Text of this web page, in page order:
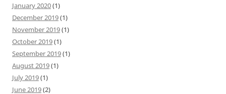
January 2020(1)
December 2019(1)
November 2019(1)
October 2019(1)
September 2019(1)
August 2019(1)
July 2019(1)
June 2019(2)